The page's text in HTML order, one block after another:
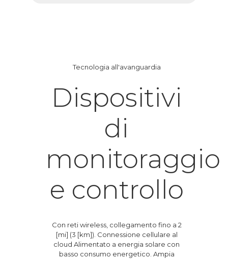
Tecnologia all'avanguardia
Dispositivi
di
monitoraggio
e controllo
Con reti wireless, collegamento fino a 2
[mi] (3 [km]). Connessione cellulare al
cloud Alimentato a energia solare con
basso consumo energetico. Ampia